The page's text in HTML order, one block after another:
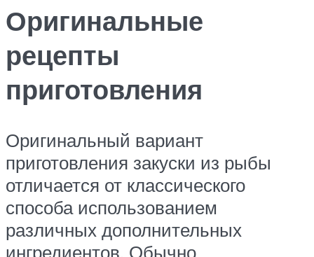
Оригинальные
рецепты
приготовления
Оригинальный вариант
приготовления закуски из рыбы
отличается от классического
способа использованием
различных дополнительных
ингредиентов. Обычно